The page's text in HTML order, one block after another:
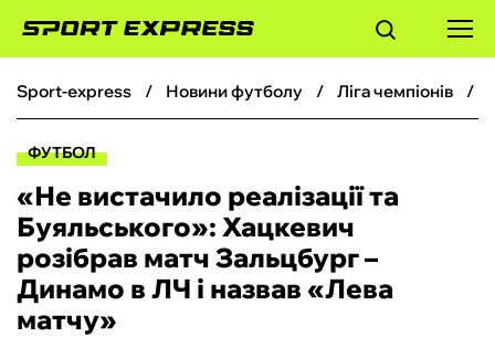
ФУТБОЛ
БОКС
ХОКЕЙ
sport-express новини футболу ліга чемпіонів
ФУТБОЛ
«Не вистачило реалізації та
Буяльського»: Хацкевич
розібрав матч Зальцбург –
Динамо в ЛЧ і назвав «Лева
матчу»